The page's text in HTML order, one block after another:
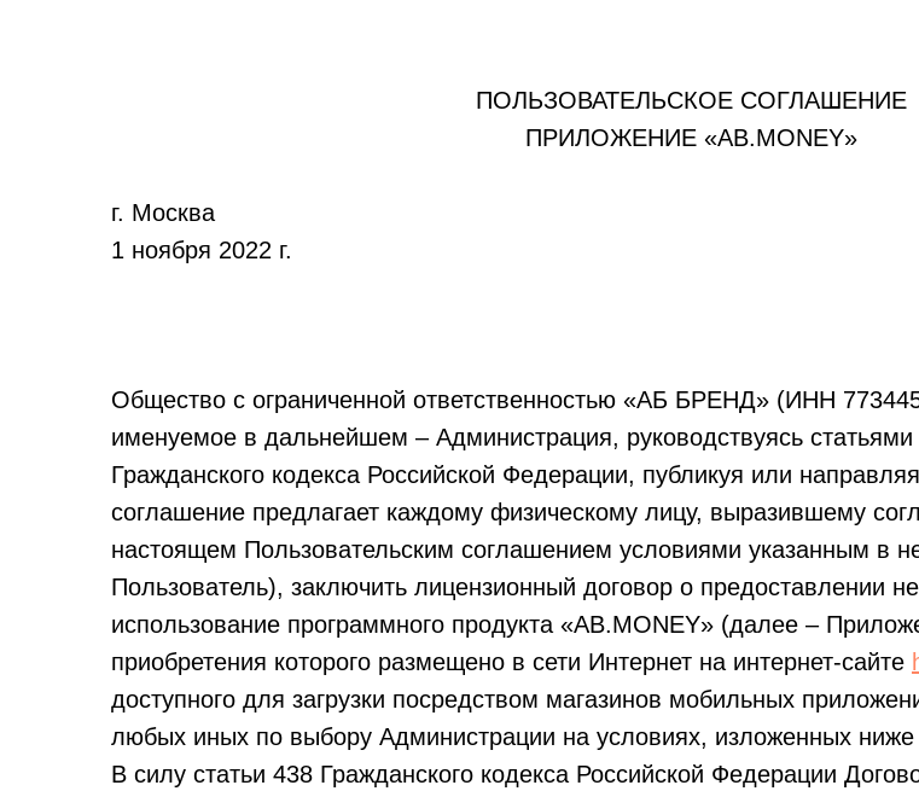
ПОЛЬЗОВАТЕЛЬСКОЕ СОГЛАШЕНИЕ
ПРИЛОЖЕНИЕ «AB.MONEY»
г. Москва
1 ноября 2022 г.
Общество с ограниченной ответственностью «АБ БРЕНД» (ИНН
именуемое в дальнейшем – Администрация, руководствуясь
Гражданского кодекса Российской Федерации, публикуя или
соглашение предлагает каждому физическому лицу, выразившему
настоящем Пользовательским соглашением условиями указанным в
Пользователь), заключить лицензионный договор о предоставлении
использование программного продукта «AB.MONEY» (далее –
приобретения которого размещено в сети Интернет на интернет-сайте
доступного для загрузки посредством магазинов мобильных
любых иных по выбору Администрации на условиях, изложенных
В силу статьи 438 Гражданского кодекса Российской Федерации